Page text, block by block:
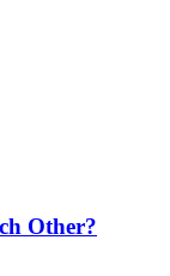
Other?